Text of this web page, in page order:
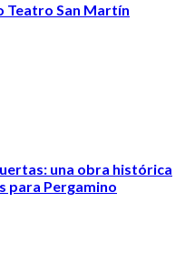
Teatro San Martín
una obra histórica
para Pergamino